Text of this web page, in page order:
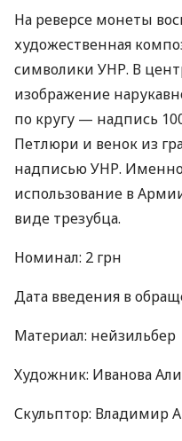
На реверсе монеты
художественная
символики УНР. В
изображение
по кругу — надпись
Петлюри и венок из
надписью УНР.
использование в
виде трезубца.
Номинал: 2 грн
Дата введения в
Материал: нейзильбер
Художник: Иванова
Скульптор: Владимир